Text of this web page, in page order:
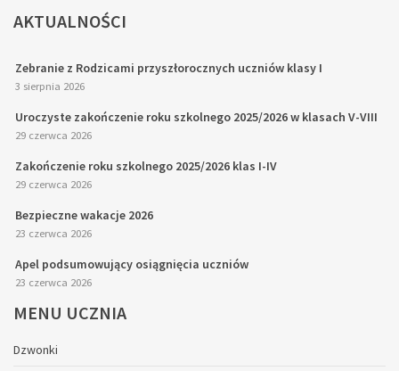
AKTUALNOŚCI
Zebranie z Rodzicami przyszłorocznych uczniów klasy I
3 sierpnia 2026
Uroczyste zakończenie roku szkolnego 2025/2026 w klasach V-VIII
29 czerwca 2026
Zakończenie roku szkolnego 2025/2026 klas I-IV
29 czerwca 2026
Bezpieczne wakacje 2026
23 czerwca 2026
Apel podsumowujący osiągnięcia uczniów
23 czerwca 2026
MENU UCZNIA
Dzwonki